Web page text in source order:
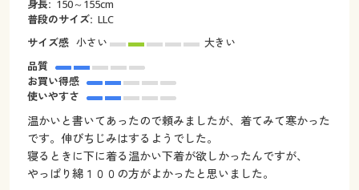
身長: 150～155cm
普段のサイズ: LLC
サイズ感 小さい
大きい
品質
お買い得感
使いやすさ
温かいと書いてあったので頼みましたが、着てみて寒かった
です。伸びちじみはするようでした。
寝るときに下に着る温かい下着が欲しかったんですが、
やっぱり綿１００の方がよかったと思いました。